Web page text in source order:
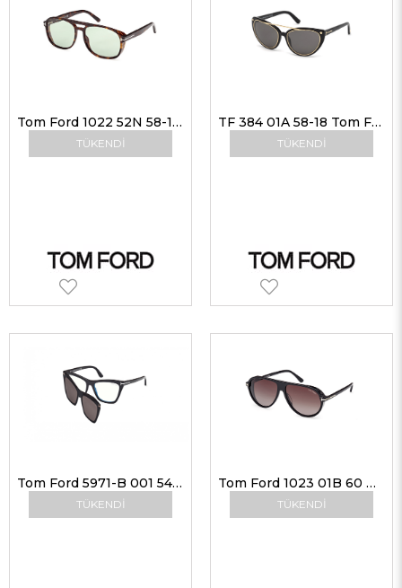
TÜKENDI
Tom Ford 1022 52N 58-16 Unisex Güneş Gözlükleri
TÜKENDI
TF 384 01A 58-18 Tom Ford Güneş Gözlüğü
TÜKENDI
Tom Ford 5971-B 001 54 G Kadın Güneş Gözlükleri
TÜKENDI
Tom Ford 1023 01B 60 G Unisex Güneş Gözlükleri